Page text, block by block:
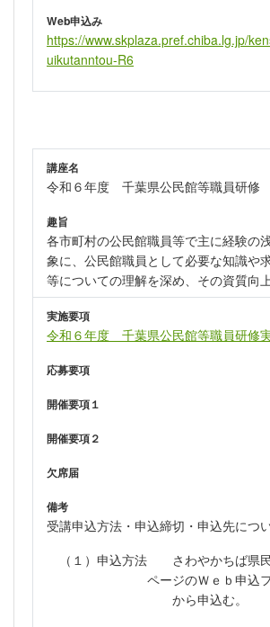
Web申込み
https://www.skplaza.pref.chiba.lg.jp/
uikutanntou-R6
講座名
令和６年度 千葉県公民館等職員研修
趣旨
各市町村の公民館職員等で主に経験の
象に、公民館職員として必要な知識や
等についての理解を深め、その資質向上
実施要項
令和６年度 千葉県公民館等職員研修
応募要項
開催要項１
開催要項２
欠席届
備考
受講申込方法・申込締切・申込先につ
（１）申込方法 さわやかちば県民
ページのＷｅｂ申込
から申込む。